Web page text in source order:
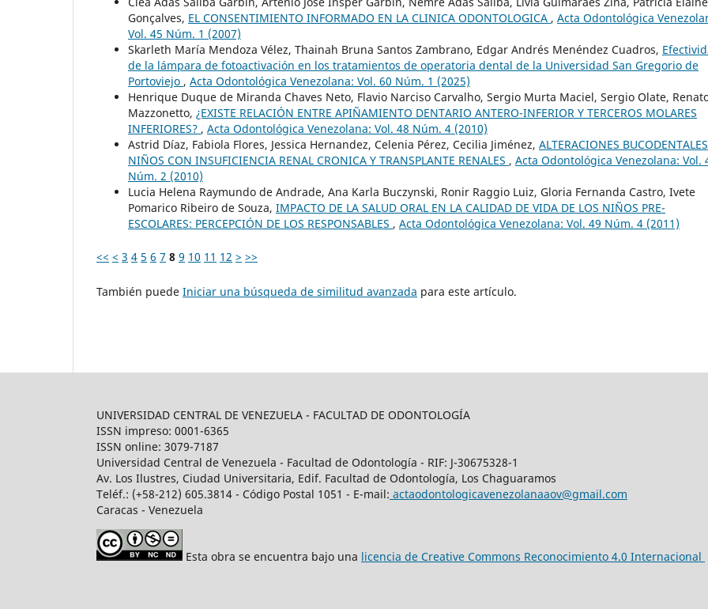
Gonçalves, EL CONSENTIMIENTO INFORMADO EN LA CLINICA ODONTOLOGICA , Acta Odontológica
Vol. 45 Núm. 1 (2007)
Skarleth María Mendoza Vélez, Thainah Bruna Santos Zambrano, Edgar Andrés Menéndez Cuadros,
de la lámpara de fotoactivación en los tratamientos de operatoria dental de la Universidad San Gregorio de
Portoviejo , Acta Odontológica Venezolana: Vol. 60 Núm. 1 (2025)
Henrique Duque de Miranda Chaves Neto, Flavio Narciso Carvalho, Sergio Murta Maciel, Sergio Olate,
Mazzonetto, ¿EXISTE RELACIÓN ENTRE APIÑAMIENTO DENTARIO ANTERO-INFERIOR Y TERCEROS MOLARES
INFERIORES? , Acta Odontológica Venezolana: Vol. 48 Núm. 4 (2010)
Astrid Díaz, Fabiola Flores, Jessica Hernandez, Celenia Pérez, Cecilia Jiménez, ALTERACIONES
NIÑOS CON INSUFICIENCIA RENAL CRONICA Y TRANSPLANTE RENALES , Acta Odontológica Venezolana: Vol.
Núm. 2 (2010)
Lucia Helena Raymundo de Andrade, Ana Karla Buczynski, Ronir Raggio Luiz, Gloria Fernanda Castro, Ivete
Pomarico Ribeiro de Souza, IMPACTO DE LA SALUD ORAL EN LA CALIDAD DE VIDA DE LOS NIÑOS PRE-
ESCOLARES: PERCEPCIÓN DE LOS RESPONSABLES , Acta Odontológica Venezolana: Vol. 49 Núm. 4 (2011)
<< < 3 4 5 6 7 8 9 10 11 12 > >>
También puede Iniciar una búsqueda de similitud avanzada para este artículo.
UNIVERSIDAD CENTRAL DE VENEZUELA - FACULTAD DE ODONTOLOGÍA
ISSN impreso: 0001-6365
ISSN online: 3079-7187
Universidad Central de Venezuela - Facultad de Odontología - RIF: J-30675328-1
Av. Los Ilustres, Ciudad Universitaria, Edif. Facultad de Odontología, Los Chaguaramos
Teléf.: (+58-212) 605.3814 - Código Postal 1051 - E-mail: actaodontologicavenezolanaaov@gmail.com
Caracas - Venezuela
Esta obra se encuentra bajo una licencia de Creative Commons Reconocimiento 4.0 Internacional